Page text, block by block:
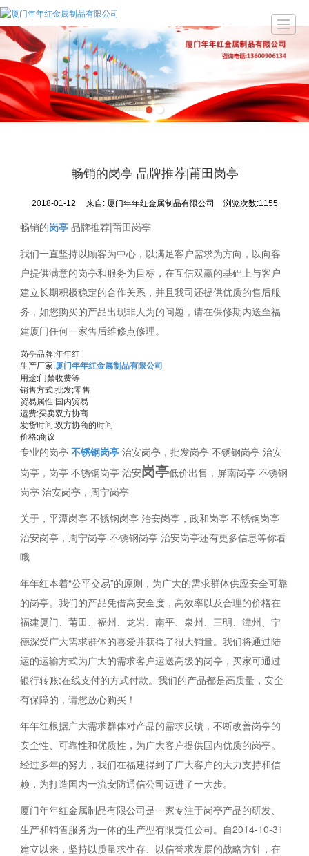
首页 公司介绍产品案例图库展示新闻动态留言反馈联系我们
畅销的岗亭 品牌推荐|莆田岗亭
2018-01-12 来自: 厦门年年红金属制品有限公司 浏览次数:1155
畅销的岗亭 品牌推荐|莆田岗亭
我们一直坚持以顾客为中心，以满足客户需求为方向，以向客
户提供满意的岗亭和服务为目标，在互信双赢的基础上与客户
建立长期积极稳定的合作关系，并且我司还提供优质的售后服
务，如您购买的产品出现非人为的问题，请在保修期内送至福
建厦门任何一家售后维修点修理。
岗亭品牌:年年红
生产厂家:厦门年年红金属制品有限公司
用途:门禁收费等
销售方式:批发;零售
贸易属性:国内贸易
运费:买卖双方协商
发货时间:双方协商的时间
价格:商议
专业的岗亭不锈钢岗亭 治安岗亭，批发岗亭 不锈钢岗亭 治安
岗亭，岗亭 不锈钢岗亭 治安岗亭低价出售，屏南岗亭 不锈钢
岗亭 治安岗亭，周宁岗亭
关于，平潭岗亭 不锈钢岗亭 治安岗亭，政和岗亭 不锈钢岗亭
治安岗亭，周宁岗亭 不锈钢岗亭 治安岗亭还有更多信息等你看
哦
年年红本着“公平交易”的原则，为广大的需求群体供应安全可靠
的岗亭。我们的产品凭借高安全度，高效率以及合理的价格在
福建厦门、莆田、福州、龙岩、南平、泉州、三明、漳州、宁
德深受广大需求群体的喜爱并获得了很大销量。我们将通过陆
运的运输方式为广大的需求客户运送高级的岗亭，买家可通过
银行转账;在线支付的方式付款。我们的产品都是高质量，安全
有保障的，请您放心购买！
年年红根据广大需求群体对产品的需求反馈，不断改善岗亭的
安全性、可靠性和优质性，为广大客户提供国内优质的岗亭。
经过多年的努力，我们在福建得到了广大客户的大力支持和信
赖，为打造国内一流安防通信公司迈进了一大步。
厦门年年红金属制品有限公司是一家专注于岗亭产品的研发、
生产和销售服务为一体的生产型有限责任公司。自2014-10-31
建立以来，坚持以质量求生存、以信誉求发展的战略方针，在